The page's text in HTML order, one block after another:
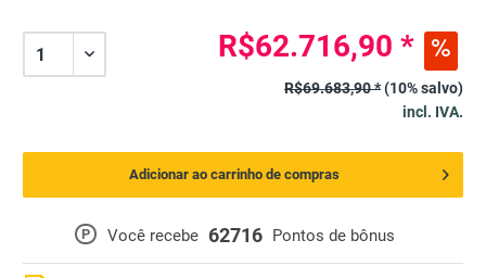
P Você recebe 62716 Pontos de bônus
R$62.716,90 *
R$69.683,90 *(10% salvo)
incl. IVA.
Adicionar ao carrinho de compras